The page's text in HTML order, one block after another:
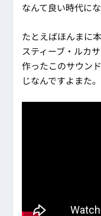
なんて良い時代に
たとえばほんまに
スティーブ・ルカ
作ったこのサウン
じなんですよまた。